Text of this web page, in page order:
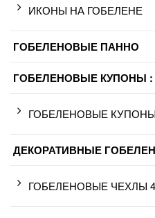
ИКОНЫ НА ГОБЕЛЕНЕ
ГОБЕЛЕНОВЫЕ ПАННО
ГОБЕЛЕНОВЫЕ КУПОНЫ
ГОБЕЛЕНОВЫЕ
ДЕКОРАТИВНЫЕ
ГОБЕЛЕНОВЫЕ ЧЕХЛЫ